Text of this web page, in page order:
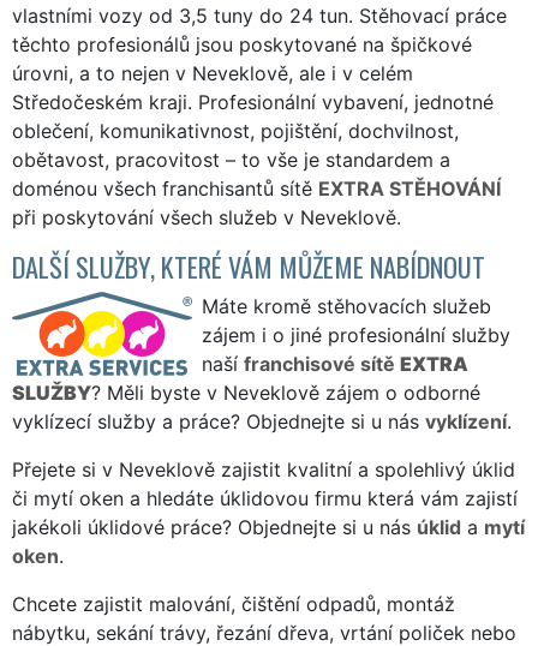
vlastními vozy od 3,5 tuny do 24 tun. Stěhovací práce
těchto profesionálů jsou poskytované na špičkové
úrovni, a to nejen v Neveklově, ale i v celém
Středočeském kraji. Profesionální vybavení, jednotné
oblečení, komunikativnost, pojištění, dochvilnost,
obětavost, pracovitost – to vše je standardem a
doménou všech franchisantů sítě EXTRA STĚHOVÁNÍ
při poskytování všech služeb v Neveklově.
DALŠÍ SLUŽBY, KTERÉ VÁM MŮŽEME NABÍDNOUT
Máte kromě stěhovacích služeb
zájem i o jiné profesionální služby
naší franchisové sítě EXTRA
SLUŽBY? Měli byste v Neveklově zájem o odborné
vyklízecí služby a práce? Objednejte si u nás vyklízení.
Přejete si v Neveklově zajistit kvalitní a spolehlivý úklid
či mytí oken a hledáte úklidovou firmu která vám zajistí
jakékoli úklidové práce? Objednejte si u nás úklid a mytí
oken.
Chcete zajistit malování, čištění odpadů, montáž
nábytku, sekání trávy, řezání dřeva, vrtání poliček nebo